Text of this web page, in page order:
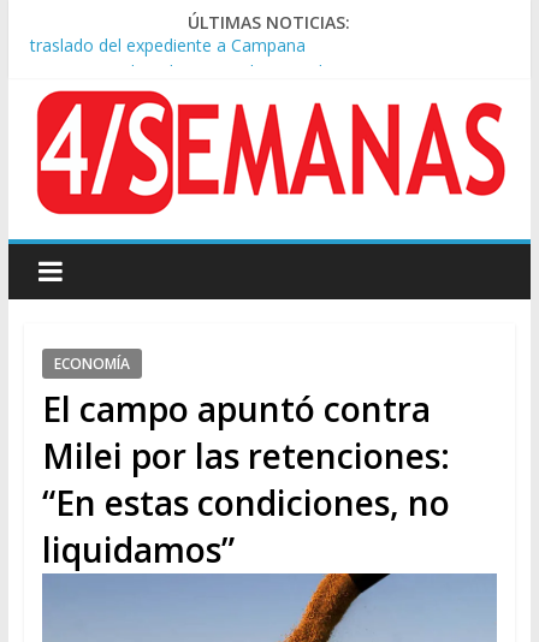
ÚLTIMAS NOTICIAS:
A pocas cuadras de La Bombonera chocaron un tren y un
Día de San Cayetano: masiva marcha a Plaza de Mayo de
sindicatos y organizaciones sociales
Pesar por la muerte de Leandro Rud, histórico representante
y conductor de TV
Tras la aprobación de la ley de propiedad privada, Bullrich
Causa AFA: el juez Amarante calificó de “ficción judicial” el
traslado del expediente a Campana
ECONOMÍA
El campo apuntó contra
Milei por las retenciones:
“En estas condiciones, no
liquidamos”